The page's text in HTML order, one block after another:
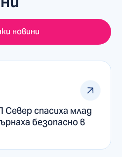
новини
спасиха млад
безопасно в